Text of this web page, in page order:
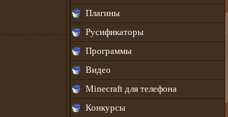
Плагины
Русификаторы
Программы
Видео
Minecraft для телефона
Конкурсы